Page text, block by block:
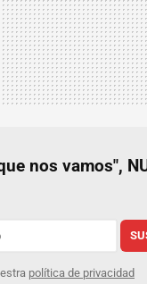
nos vamos",
política de privacidad